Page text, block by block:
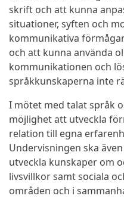
skrift och att kunna
situationer, syften och
kommunikativa
och att kunna använda
kommunikationen och
språkkunskaperna inte
I mötet med talat språk
möjlighet att utveckla
relation till egna
Undervisningen ska
utveckla kunskaper om
livsvillkor samt sociala
områden och i